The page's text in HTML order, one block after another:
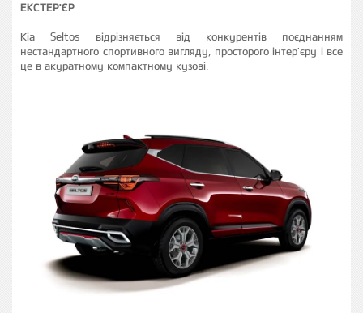
ЕКСТЕР'ЄР
Kia Seltos відрізняється від конкурентів поєднанням
нестандартного спортивного вигляду, просторого інтер'єру і все
це в акуратному компактному кузові.